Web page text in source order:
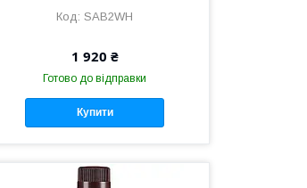
SAB2WH
1 920 ₴
Готово до відправки
Купити